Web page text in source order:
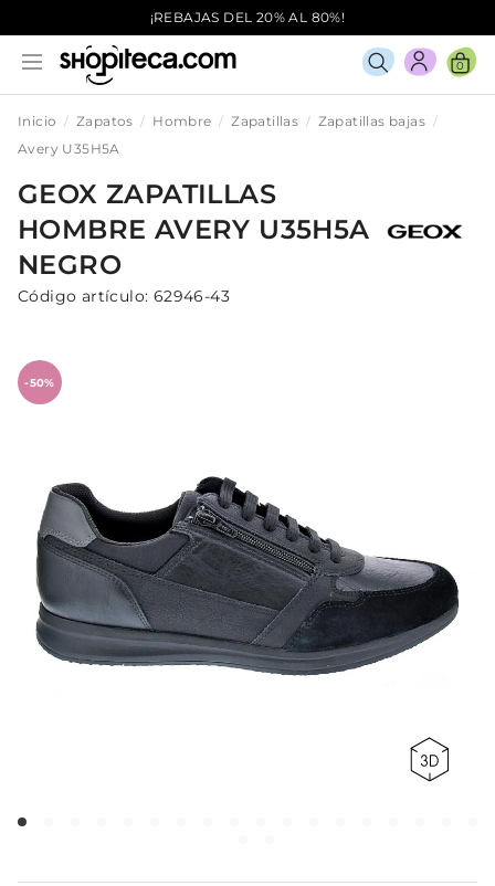
¡REBAJAS DEL 20% AL 80%!
0
Inicio Zapatos Hombre Zapatillas
Zapatillas bajas
Avery U35H5A
GEOX ZAPATILLAS
HOMBRE AVERY U35H5A
NEGRO
Código artículo: 62946-43
-50%